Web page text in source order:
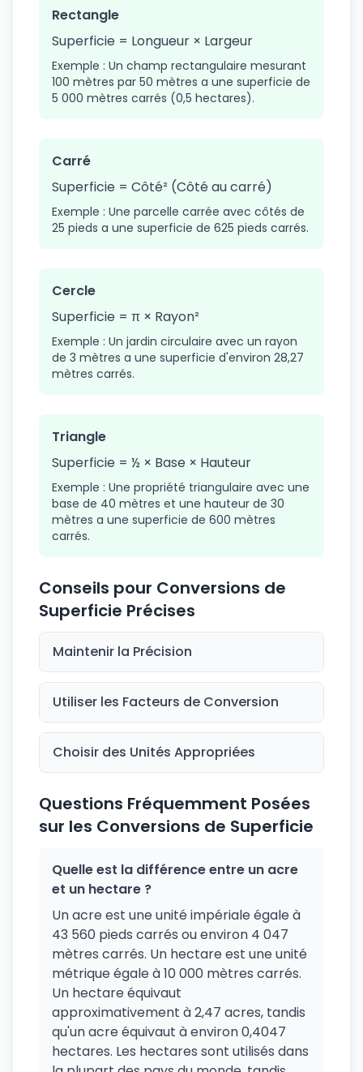
Rectangle
Superficie = Longueur × Largeur
Exemple : Un champ rectangulaire mesurant
100 mètres par 50 mètres a une superficie de
5 000 mètres carrés (0,5 hectares).
Carré
Superficie = Côté² (Côté au carré)
Exemple : Une parcelle carrée avec côtés de
25 pieds a une superficie de 625 pieds carrés.
Cercle
Superficie = π × Rayon²
Exemple : Un jardin circulaire avec un rayon
de 3 mètres a une superficie d'environ 28,27
mètres carrés.
Triangle
Superficie = ½ × Base × Hauteur
Exemple : Une propriété triangulaire avec une
base de 40 mètres et une hauteur de 30
mètres a une superficie de 600 mètres
carrés.
Conseils pour Conversions de
Superficie Précises
Maintenir la Précision
Utiliser les Facteurs de Conversion
Choisir des Unités Appropriées
Questions Fréquemment Posées
sur les Conversions de Superficie
Quelle est la différence entre un acre
et un hectare ?
Un acre est une unité impériale égale à
43 560 pieds carrés ou environ 4 047
mètres carrés. Un hectare est une unité
métrique égale à 10 000 mètres carrés.
Un hectare équivaut
approximativement à 2,47 acres, tandis
qu'un acre équivaut à environ 0,4047
hectares. Les hectares sont utilisés dans